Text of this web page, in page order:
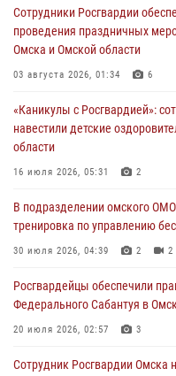
тренировка по управлению
30 июля 2026, 04:39 2
Росгвардия обеспечила
29 июля 2026, 01:49
Росгвардейцы приняли
Руси в Омске
При содействии спецназа
миграционного
Сотрудники Росгвардии
проведения праздничных
Омска и Омской области
03 августа 2026, 01:34 6
«Каникулы с Росгвардией»:
навестили детские
области
16 июля 2026, 05:31 2
В подразделении омского
тренировка по управлению
30 июля 2026, 04:39 2 2
Росгвардейцы обеcпечили
Федерального Сабантуя в
20 июля 2026, 02:57 3
Сотрудник Росгвардии Омска